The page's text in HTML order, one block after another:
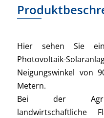
Hier sehen Sie
Photovoltaik-
Neigungswinkel von
Metern.
Bei der Agri-